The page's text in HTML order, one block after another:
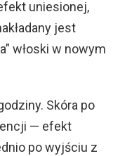
uniesionej,
jest
włoski w nowym
Skóra po
— efekt
po wyjściu z